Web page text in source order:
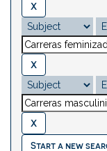
Start a new